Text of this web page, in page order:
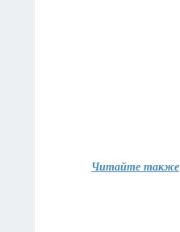
Читайте также